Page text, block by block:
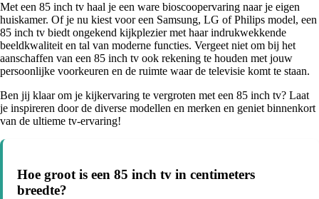
Met een 85 inch tv haal je een ware bioscoopervaring naar je eigen
huiskamer. Of je nu kiest voor een Samsung, LG of Philips model, een
85 inch tv biedt ongekend kijkplezier met haar indrukwekkende
beeldkwaliteit en tal van moderne functies. Vergeet niet om bij het
aanschaffen van een 85 inch tv ook rekening te houden met jouw
persoonlijke voorkeuren en de ruimte waar de televisie komt te staan.
Ben jij klaar om je kijkervaring te vergroten met een 85 inch tv? Laat
je inspireren door de diverse modellen en merken en geniet binnenkort
van de ultieme tv-ervaring!
Hoe groot is een 85 inch tv in centimeters
breedte?